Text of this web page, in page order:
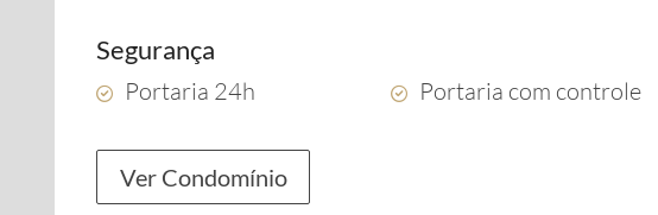
Segurança
Portaria 24h Portaria com controle
Ver Condomínio